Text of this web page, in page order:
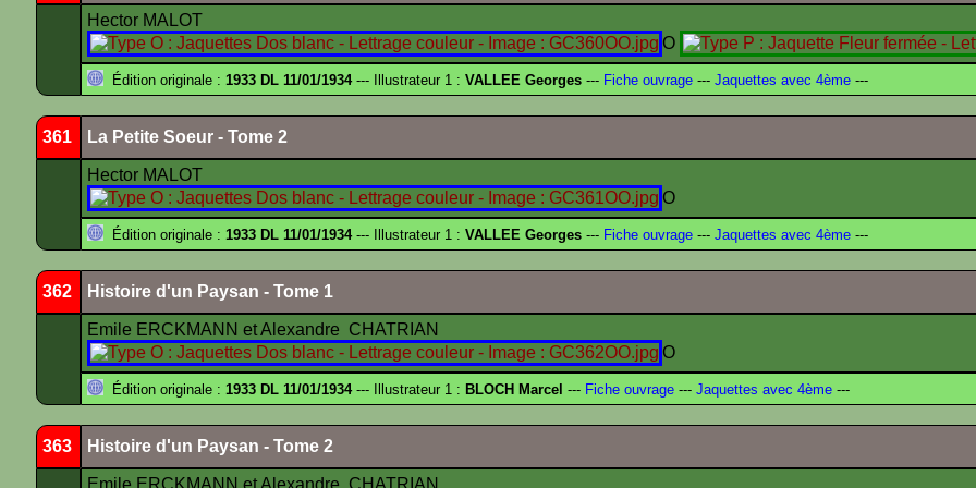
Hector MALOT
O
Édition originale : 1933 DL 11/01/1934--- Illustrateur 1 : VALLEE Georges --- Fiche ouvrage --- Jaquettes avec 4ème ---
361 La Petite Soeur - Tome 2
Hector MALOT
O
Édition originale : 1933 DL 11/01/1934--- Illustrateur 1 : VALLEE Georges --- Fiche ouvrage --- Jaquettes avec 4ème ---
362 Histoire d'un Paysan - Tome 1
Emile ERCKMANN et Alexandre CHATRIAN
O
Édition originale : 1933 DL 11/01/1934--- Illustrateur 1 : BLOCH Marcel --- Fiche ouvrage --- Jaquettes avec 4ème ---
363 Histoire d'un Paysan - Tome 2
Emile ERCKMANN et Alexandre CHATRIAN